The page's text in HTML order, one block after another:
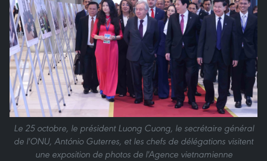
Le 25 octobre, le président Luong Cuong, le secrétaire général
de l'ONU, António Guterres, et les chefs de délégations visitent
une exposition de photos de l'Agence vietnamienne